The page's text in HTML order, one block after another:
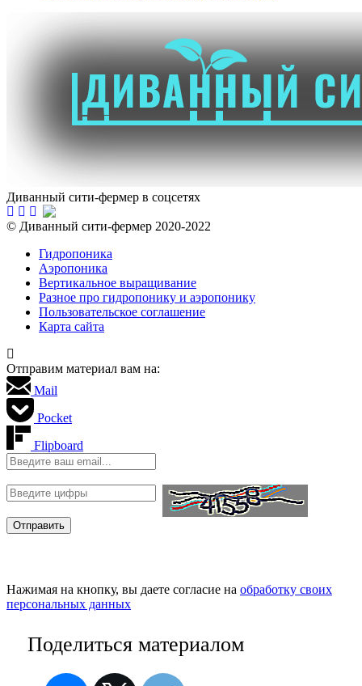
Диванный сити-фермер в соцсетях
© Диванный сити-фермер 2020-2022
Гидропоника
Аэропоника
Вертикальное выращивание
Разное про гидропонику и аэропонику
Пользовательское соглашение
Карта сайта
Отправим материал вам на:
Mail
Pocket
Flipboard
Нажимая на кнопку, вы даете согласие на обработку своих
персональных данных
Поделиться материалом